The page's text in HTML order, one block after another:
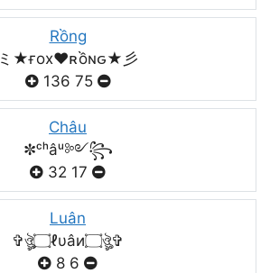
Rồng
ミ★ғox♥️ʀồɴԍ★彡
136 75
Châu
✼ᶜʰâᵘ༻꧂
32 17
Luân
✞ঔৣ۝ℓυâи۝ঔৣ✞
8 6